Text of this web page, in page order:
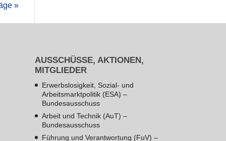
»
AUSSCHÜSSE, AKTIONEN,
MITGLIEDER
Erwerbslosigkeit, Sozial- und
Arbeitsmarktpolitik (ESA) –
Bundesausschuss
Arbeit und Technik (AuT) –
Bundesausschuss
Führung und Verantwortung (FuV) –